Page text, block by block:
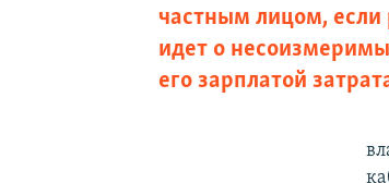
частным лицом, если
идет о
его зарплатой